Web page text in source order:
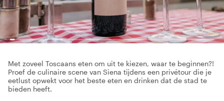
Met zoveel Toscaans eten om uit te kiezen, waar te beginnen?!
Proef de culinaire scene van Siena tijdens een privétour die je
eetlust opwekt voor het beste eten en drinken dat de stad te
bieden heeft.